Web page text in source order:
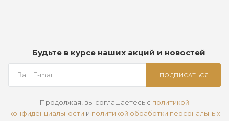
Будьте в курсе наших акций и новостей
ПОДПИСАТЬСЯ
Продолжая, вы соглашаетесь с политикой
конфиденциальности и политикой обработки персональных